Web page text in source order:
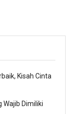
Kisah Cinta
Wajib Dimiliki